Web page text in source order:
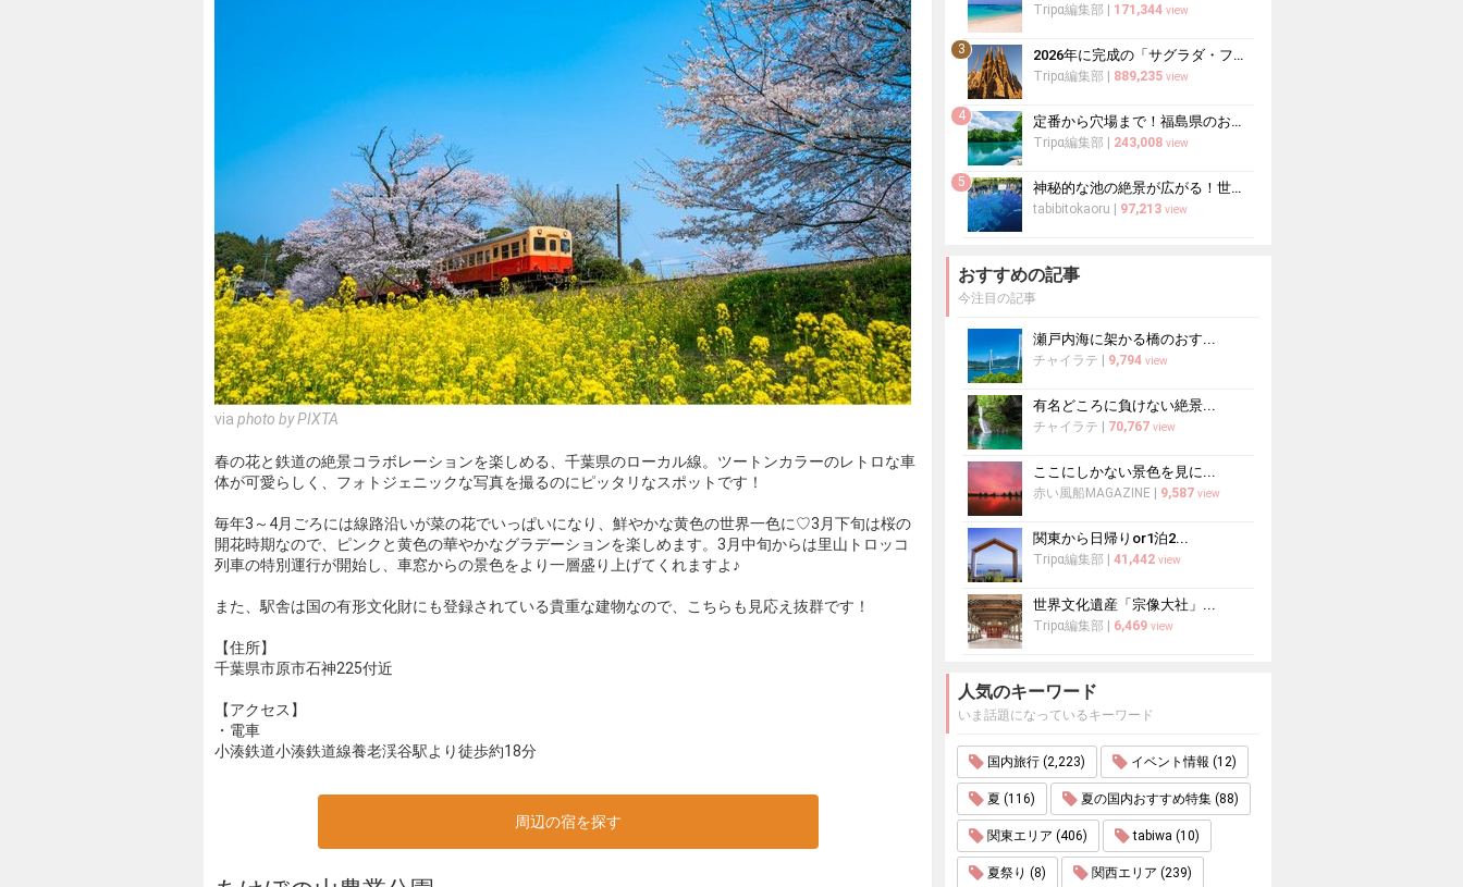
via photo by PIXTA
春の花と鉄道の絶景コラボレーションを楽しめる、千葉県のローカル線。ツートンカラーのレトロな車
体が可愛らしく、フォトジェニックな写真を撮るのにピッタリなスポットです！
毎年3～4月ごろには線路沿いが菜の花でいっぱいになり、鮮やかな黄色の世界一色に♡3月下旬は桜の
開花時期なので、ピンクと黄色の華やかなグラデーションを楽しめます。3月中旬からは里山トロッコ
列車の特別運行が開始し、車窓からの景色をより一層盛り上げてくれますよ♪
また、駅舎は国の有形文化財にも登録されている貴重な建物なので、こちらも見応え抜群です！
【住所】
千葉県市原市石神225付近
【アクセス】
・電車
小湊鉄道小湊鉄道線養老渓谷駅より徒歩約18分
周辺の宿を探す
Tripα編集部 171,344 view
3 2026年に完成の「サグラダ・ファミリア」がすごすぎる！驚異的な工期短縮はなぜ？
Tripα編集部 889,235 view
4 定番から穴場まで！福島県のおすすめ観光スポット30選
Tripα編集部 243,008 view
5 神秘的な池の絶景が広がる！世界遺産忍野八海の見どころと楽しみ方
tabibitokaoru 97,213 view
おすすめの記事
今注目の記事
瀬戸内海に架かる橋のおす...
チャイラテ 9,794 view
有名どころに負けない絶景...
チャイラテ 70,767 view
ここにしかない景色を見に...
赤い風船MAGAZINE 9,587 view
関東から日帰りor1泊2...
Tripα編集部 41,442 view
世界文化遺産「宗像大社」...
Tripα編集部 6,469 view
人気のキーワード
いま話題になっているキーワード
国内旅行 (2,223) イベント情報 (12)
夏 (116) 夏の国内おすすめ特集 (88)
関東エリア (406) tabiwa (10)
夏祭り (8) 関西エリア (239)